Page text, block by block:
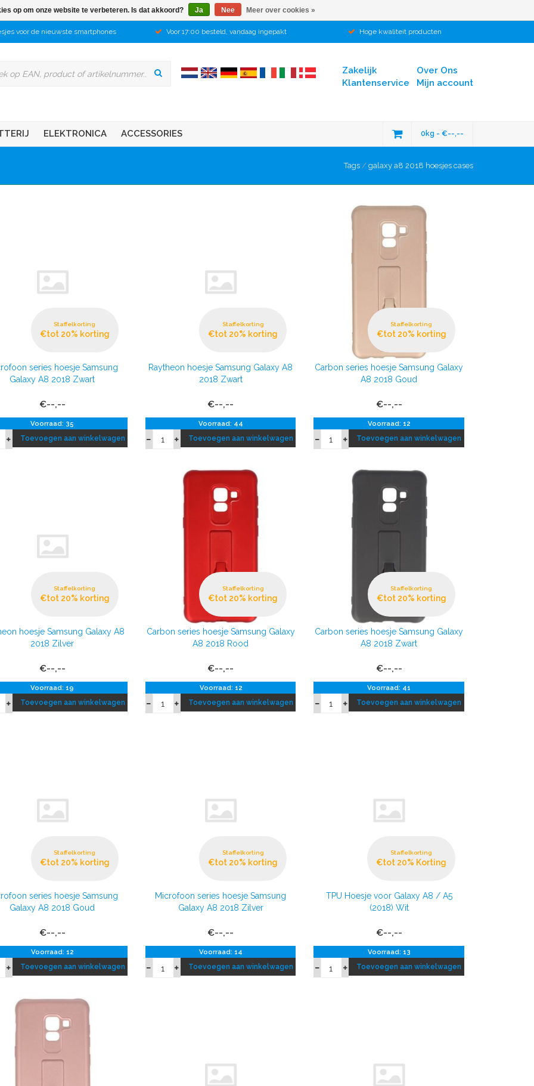
voor de nieuwste smartphones Voor 17:00 besteld, vandaag ingepakt Hoge kwaliteit producten
Over Ons
Mijn account
Zakelijk
Klantenservice
ELEKTRONICA ACCESSORIES 0kg - €--,--
Tags / galaxy a8 2018 hoesjes cases
Staffelkorting
€tot 20% korting
series hoesje Samsung
Galaxy A8 2018 Zwart
€--,--
Voorraad: 35
Toevoegen aan winkelwagen
Staffelkorting
€tot 20% korting
Raytheon hoesje Samsung Galaxy A8
2018 Zwart
€--,--
Voorraad: 44
Toevoegen aan winkelwagen
Staffelkorting
€tot 20% korting
Carbon series hoesje Samsung Galaxy
A8 2018 Goud
€--,--
Voorraad: 12
Toevoegen aan winkelwagen
Staffelkorting
€tot 20% korting
hoesje Samsung Galaxy A8
2018 Zilver
€--,--
Voorraad: 19
Toevoegen aan winkelwagen
Staffelkorting
€tot 20% korting
Carbon series hoesje Samsung Galaxy
A8 2018 Rood
€--,--
Voorraad: 12
Toevoegen aan winkelwagen
Staffelkorting
€tot 20% korting
Carbon series hoesje Samsung Galaxy
A8 2018 Zwart
€--,--
Voorraad: 41
Toevoegen aan winkelwagen
Staffelkorting
€tot 20% korting
series hoesje Samsung
Galaxy A8 2018 Goud
€--,--
Voorraad: 12
Toevoegen aan winkelwagen
Staffelkorting
€tot 20% korting
Microfoon series hoesje Samsung
Galaxy A8 2018 Zilver
€--,--
Voorraad: 14
Toevoegen aan winkelwagen
Staffelkorting
€tot 20% Korting
TPU Hoesje voor Galaxy A8 / A5
(2018) Wit
€--,--
Voorraad: 13
Toevoegen aan winkelwagen
op om onze website te verbeteren. Is dat akkoord? Ja Nee Meer over cookies »